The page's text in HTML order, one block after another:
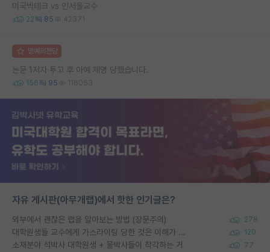
미국빅테크 vs 인서울교수
22 85 42371
명예의전당
논문 1저자 투고 후 아예 제명 당했습니다.
156 95 116053
자유 게시판(아무개랩)에서 핫한 인기글은?
외부에서 괜찮은 랩을 알아보는 방법 (장문주의) 278
대학원생들 교수에게 가스라이팅 당한 것은 이해가 갑니다. 안타깝네요. 120
소재분야 석박사 대학원생 + 물박사들이 착각하는 거 77